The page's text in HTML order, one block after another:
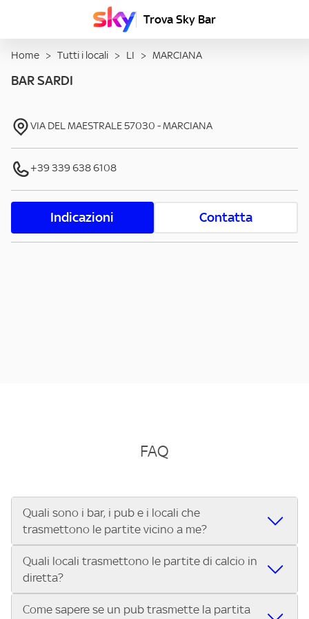
Trova Sky Bar
Home > Tutti i locali > LI > MARCIANA
BAR SARDI
VIA DEL MAESTRALE57030 -MARCIANA
+39 339 638 6108
Indicazioni Contatta
FAQ
Quali sono i bar, i pub e i locali che
trasmettono le partite vicino a me?
Se cerchi un bar, pub, ristorante o locale vicino a te per
vedere le partite di Serie A ENILIVE, la Serie C Sky Wifi, la
UEFA Champions League, la UEFA Europa League, la UEFA
Conference League, il Tennis, la Formula 1®, la MotoGP™ e
Quali locali trasmettono le partite di calcio in
diretta?
Vuoi sapere quali bar, pub o ristoranti mostrano le partite
Come sapere se un pub trasmette la partita